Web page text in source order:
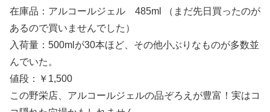
在庫品：アルコールジェル 485ml （まだ先日買ったのが
あるので買いませんでした）
入荷量：500mlが30本ほど、その他小ぶりなものが多数並
んでいた。
値段：￥1,500
この野栄店、アルコールジェルの品ぞろえが豊富！実はコ